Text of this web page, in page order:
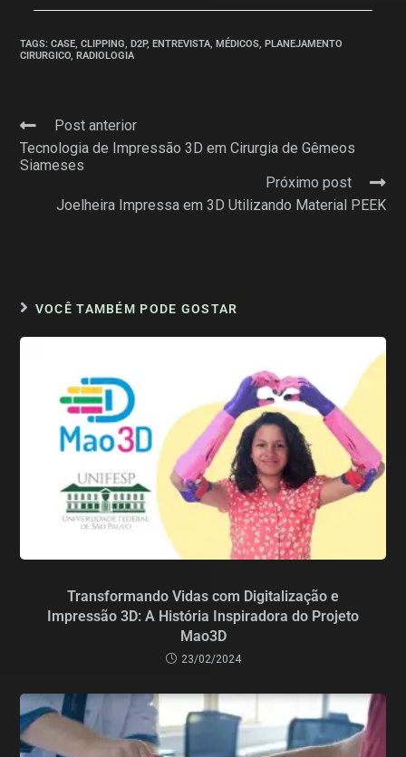
TAGS:CASE, CLIPPING, D2P, ENTREVISTA, MÉDICOS, PLANEJAMENTO
CIRURGICO, RADIOLOGIA
Post anterior
Tecnologia de Impressão 3D em Cirurgia de Gêmeos
Siameses
Próximo post
Joelheira Impressa em 3D Utilizando Material PEEK
VOCÊ TAMBÉM PODE GOSTAR
Transformando Vidas com Digitalização e
Impressão 3D: A História Inspiradora do Projeto
Mao3D
23/02/2024